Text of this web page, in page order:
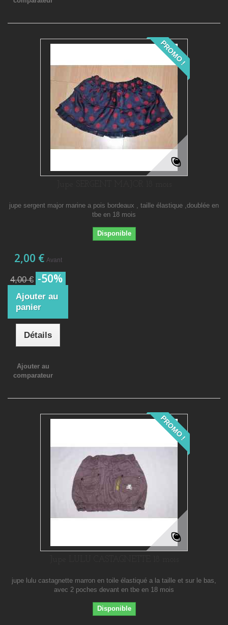
PROMO !
jupe sergent major marine a pois bordeaux , taille élastique ,doublée en
tbe en 18 mois
Disponible
2,00 € Avant
4,00 € -50%
Ajouter au
panier
Détails
Ajouter au
comparateur
PROMO !
jupe lulu castagnette marron en toile élastiqué a la taille et sur le bas,
avec 2 poches devant en tbe en 18 mois
Disponible